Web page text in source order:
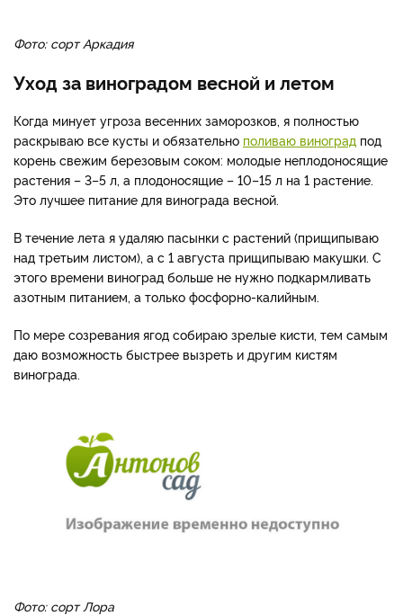
Фото: сорт Аркадия
Уход за виноградом весной и летом
Когда минует угроза весенних заморозков, я полностью
раскрываю все кусты и обязательно поливаю виноград под
корень свежим березовым соком: молодые неплодоносящие
растения – 3–5 л, а плодоносящие – 10–15 л на 1 растение.
Это лучшее питание для винограда весной.
В течение лета я удаляю пасынки с растений (прищипываю
над третьим листом), а с 1 августа прищипываю макушки. С
этого времени виноград больше не нужно подкармливать
азотным питанием, а только фосфорно-калийным.
По мере созревания ягод собираю зрелые кисти, тем самым
даю возможность быстрее вызреть и другим кистям
винограда.
Фото: сорт Лора